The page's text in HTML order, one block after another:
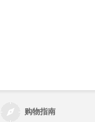
购物指南